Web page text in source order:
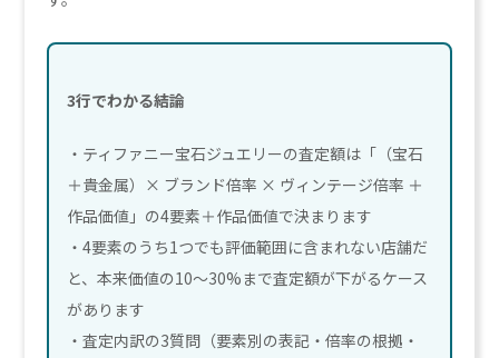
3行でわかる結論
・ティファニー宝石ジュエリーの査定額は「（宝石
＋貴金属）× ブランド倍率 × ヴィンテージ倍率 ＋
作品価値」の4要素＋作品価値で決まります
・4要素のうち1つでも評価範囲に含まれない店舗だ
と、本来価値の10〜30%まで査定額が下がるケース
があります
・査定内訳の3質問（要素別の表記・倍率の根拠・